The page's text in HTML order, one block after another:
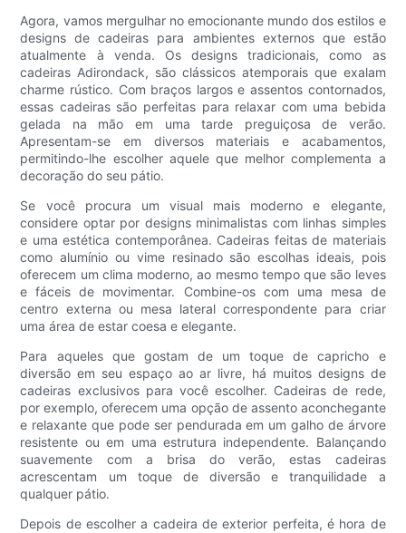
Agora, vamos mergulhar no emocionante mundo dos estilos e
designs de cadeiras para ambientes externos que estão
atualmente à venda. Os designs tradicionais, como as
cadeiras Adirondack, são clássicos atemporais que exalam
charme rústico. Com braços largos e assentos contornados,
essas cadeiras são perfeitas para relaxar com uma bebida
gelada na mão em uma tarde preguiçosa de verão.
Apresentam-se em diversos materiais e acabamentos,
permitindo-lhe escolher aquele que melhor complementa a
decoração do seu pátio.
Se você procura um visual mais moderno e elegante,
considere optar por designs minimalistas com linhas simples
e uma estética contemporânea. Cadeiras feitas de materiais
como alumínio ou vime resinado são escolhas ideais, pois
oferecem um clima moderno, ao mesmo tempo que são leves
e fáceis de movimentar. Combine-os com uma mesa de
centro externa ou mesa lateral correspondente para criar
uma área de estar coesa e elegante.
Para aqueles que gostam de um toque de capricho e
diversão em seu espaço ao ar livre, há muitos designs de
cadeiras exclusivos para você escolher. Cadeiras de rede,
por exemplo, oferecem uma opção de assento aconchegante
e relaxante que pode ser pendurada em um galho de árvore
resistente ou em uma estrutura independente. Balançando
suavemente com a brisa do verão, estas cadeiras
acrescentam um toque de diversão e tranquilidade a
qualquer pátio.
Depois de escolher a cadeira de exterior perfeita, é hora de